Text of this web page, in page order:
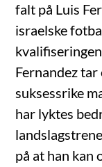
falt på Luis
israelske
Fernandez
suksessrike
har lyktes
på at han kan